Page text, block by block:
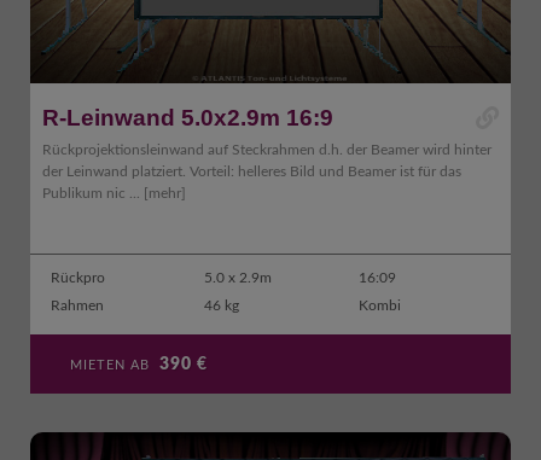
R-Leinwand 5.0x2.9m 16:9
Rückprojektionsleinwand auf Steckrahmen d.h. der Beamer wird hinter
der Leinwand platziert. Vorteil: helleres Bild und Beamer ist für das
Publikum nic ...
[mehr]
Rückpro 5.0 x 2.9m
16:09
Rahmen
46 kg Kombi
MIETEN AB 390 €